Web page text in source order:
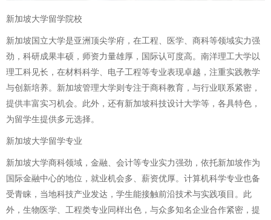
新加坡大学留学院校
新加坡国立大学是亚洲顶尖学府，在工程、医学、商科等领域实力强
劲，科研成果丰硕，师资力量雄厚，国际认可度高。南洋理工大学以
理工科见长，在材料科学、电子工程等专业表现卓越，注重实践教学
与创新培养。新加坡管理大学则专注于商科教育，与行业联系紧密，
提供丰富实习机会。此外，还有新加坡科技设计大学等，各具特色，
为留学生提供多元选择。
新加坡大学留学专业
新加坡大学商科领域，金融、会计等专业实力强劲，依托新加坡作为
国际金融中心的地位，就业机会多、薪资优厚。计算机科学专业也备
受青睐，当地科技产业发达，学生能接触前沿技术与实践项目。此
外，生物医学、工程类专业同样出色，与众多知名企业合作紧密，提